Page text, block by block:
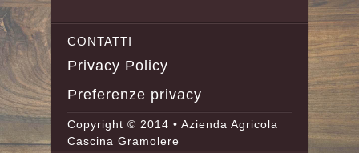
CONTATTI
Privacy Policy
Preferenze privacy
Copyright © 2014 • Azienda Agricola
Cascina Gramolere